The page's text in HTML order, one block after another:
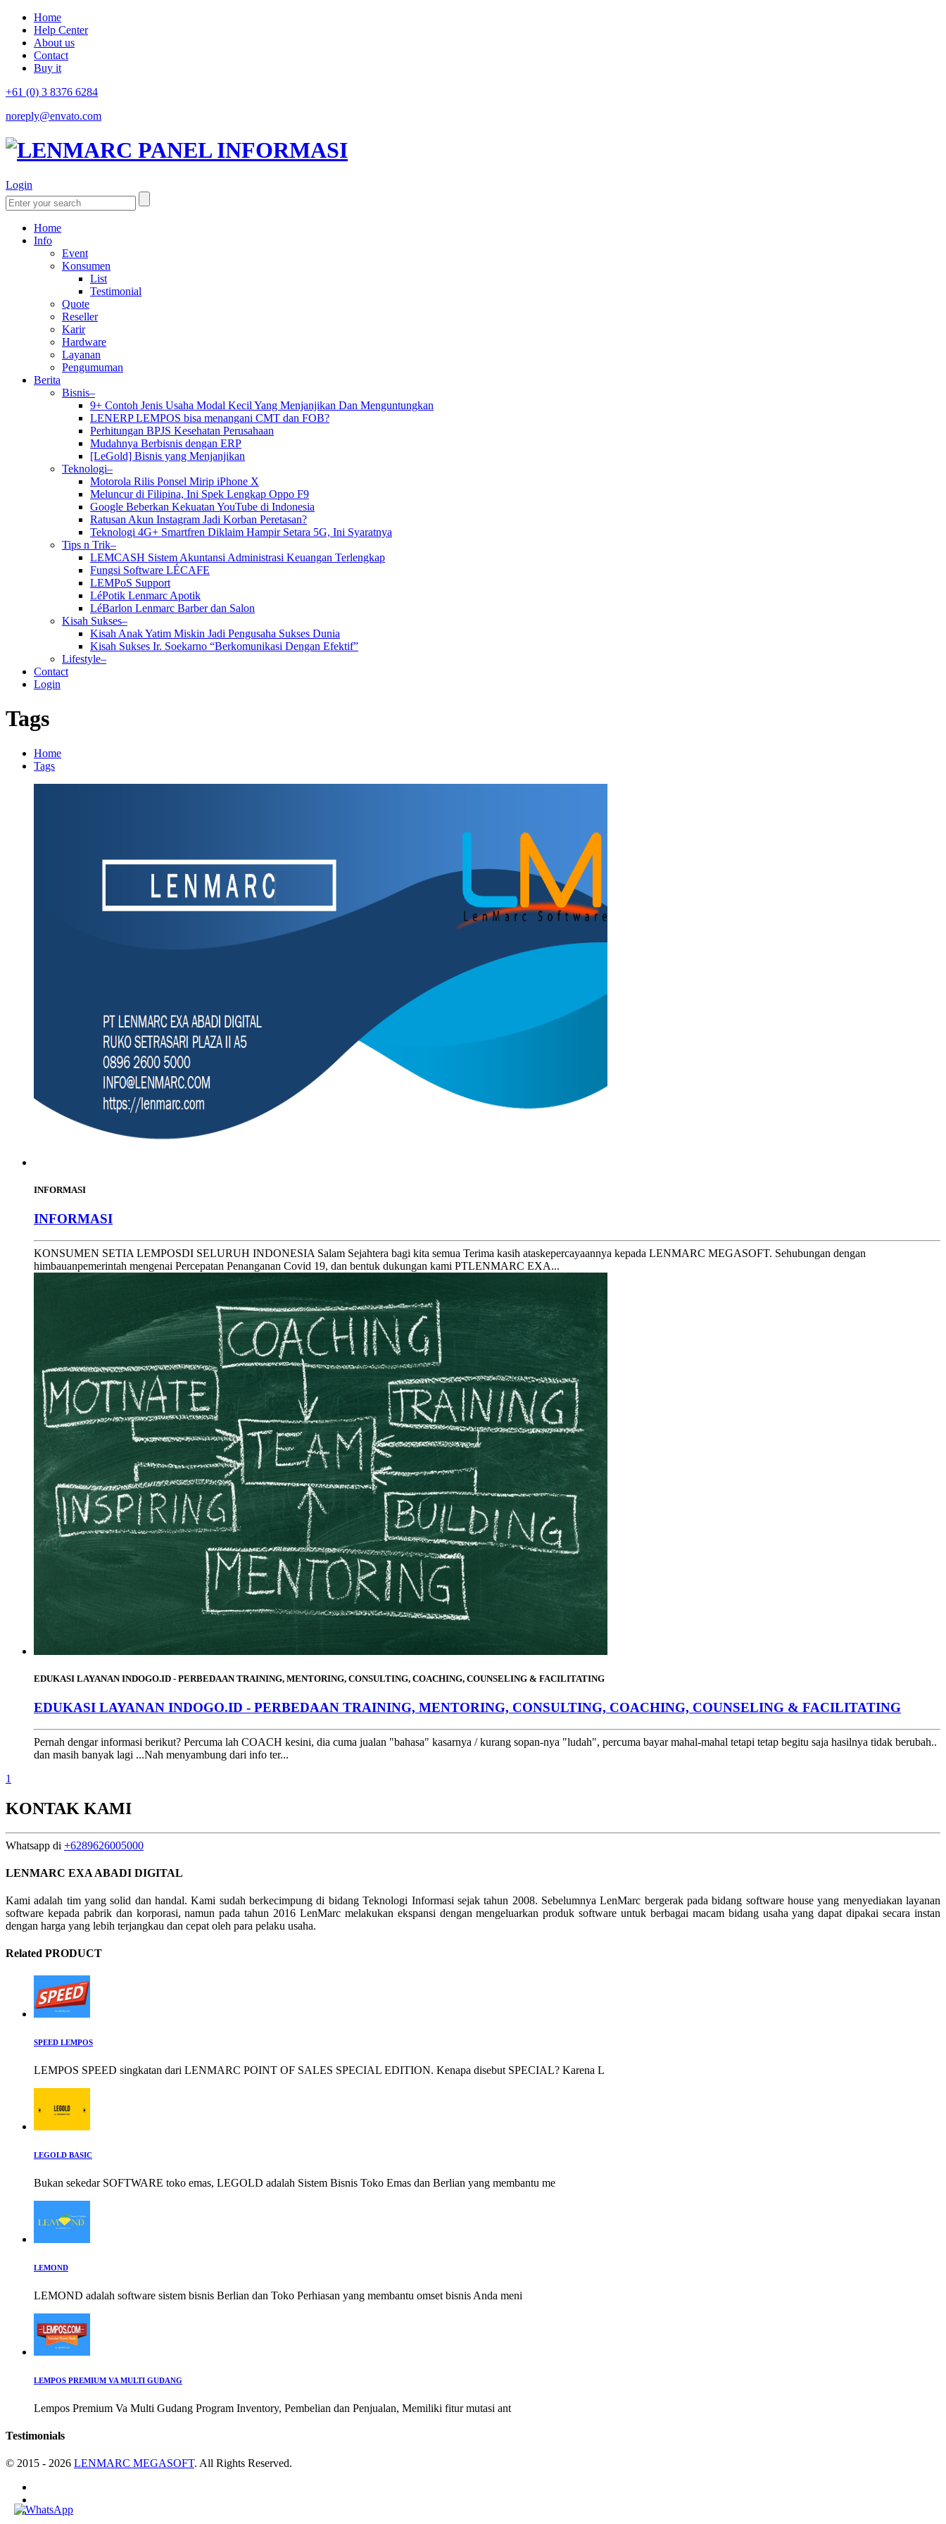
Home
Help Center
About us
Contact
Buy it
+61 (0) 3 8376 6284
noreply@envato.com
Login
Home
Info
Event
Konsumen
List
Testimonial
Quote
Reseller
Karir
Hardware
Layanan
Pengumuman
Berita
Bisnis–
9+ Contoh Jenis Usaha Modal Kecil Yang Menjanjikan Dan Menguntungkan
LENERP LEMPOS bisa menangani CMT dan FOB?
Perhitungan BPJS Kesehatan Perusahaan
Mudahnya Berbisnis dengan ERP
[LeGold] Bisnis yang Menjanjikan
Teknologi–
Motorola Rilis Ponsel Mirip iPhone X
Meluncur di Filipina, Ini Spek Lengkap Oppo F9
Google Beberkan Kekuatan YouTube di Indonesia
Ratusan Akun Instagram Jadi Korban Peretasan?
Teknologi 4G+ Smartfren Diklaim Hampir Setara 5G, Ini Syaratnya
Tips n Trik–
LEMCASH Sistem Akuntansi Administrasi Keuangan Terlengkap
Fungsi Software LÉCAFE
LEMPoS Support
LéPotik Lenmarc Apotik
LéBarlon Lenmarc Barber dan Salon
Kisah Sukses–
Kisah Anak Yatim Miskin Jadi Pengusaha Sukses Dunia
Kisah Sukses Ir. Soekarno “Berkomunikasi Dengan Efektif”
Lifestyle–
Contact
Login
Tags
Home
Tags
INFORMASI
INFORMASI
KONSUMEN SETIA LEMPOSDI SELURUH INDONESIA Salam Sejahtera bagi kita semua Terima kasih ataskepercayaannya kepada LENMARC MEGASOFT. Sehubungan dengan
himbauanpemerintah mengenai Percepatan Penanganan Covid 19, dan bentuk dukungan kami PTLENMARC EXA...
EDUKASI LAYANAN INDOGO.ID - PERBEDAAN TRAINING, MENTORING, CONSULTING, COACHING, COUNSELING & FACILITATING
EDUKASI LAYANAN INDOGO.ID - PERBEDAAN TRAINING, MENTORING, CONSULTING, COACHING, COUNSELING & FACILITATING
Pernah dengar informasi berikut? Percuma lah COACH kesini, dia cuma jualan "bahasa" kasarnya / kurang sopan-nya "ludah", percuma bayar mahal-mahal tetapi tetap begitu saja hasilnya tidak berubah..
dan masih banyak lagi ...Nah menyambung dari info ter...
1
KONTAK KAMI
Whatsapp di +6289626005000
LENMARC EXA ABADI DIGITAL
Kami adalah tim yang solid dan handal. Kami sudah berkecimpung di bidang Teknologi Informasi sejak tahun 2008. Sebelumnya LenMarc bergerak pada bidang software house yang menyediakan layanan
software kepada pabrik dan korporasi, namun pada tahun 2016 LenMarc melakukan ekspansi dengan mengeluarkan produk software untuk berbagai macam bidang usaha yang dapat dipakai secara instan
dengan harga yang lebih terjangkau dan cepat oleh para pelaku usaha.
Related PRODUCT
SPEED LEMPOS
LEMPOS SPEED singkatan dari LENMARC POINT OF SALES SPECIAL EDITION. Kenapa disebut SPECIAL? Karena L
LEGOLD BASIC
Bukan sekedar SOFTWARE toko emas, LEGOLD adalah Sistem Bisnis Toko Emas dan Berlian yang membantu me
LEMOND
LEMOND adalah software sistem bisnis Berlian dan Toko Perhiasan yang membantu omset bisnis Anda meni
LEMPOS PREMIUM VA MULTI GUDANG
Lempos Premium Va Multi Gudang Program Inventory, Pembelian dan Penjualan, Memiliki fitur mutasi ant
Testimonials
© 2015 - 2026 LENMARC MEGASOFT. All Rights Reserved.